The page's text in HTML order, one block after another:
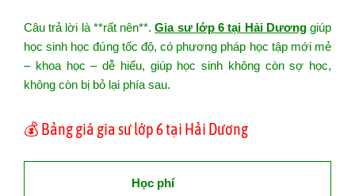
Câu trả lời là **rất nên**.Gia sư lớp 6 tại Hải Dươnggiúp
học sinh học đúng tốc độ, có phương pháp học tập mới mẻ
– khoa học – dễ hiểu, giúp học sinh không còn sợ học,
không còn bị bỏ lại phía sau.
💰 Bảng giá gia sư lớp 6 tại Hải Dương
Học phí